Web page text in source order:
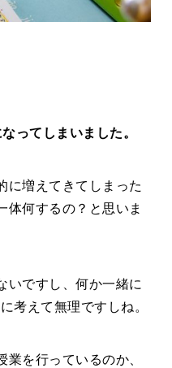
ってしまいました。
に増えてきてしまった
体何するの？と思いま
いですし、何か一緒に
考えて無理ですしね。
を行っているのか、